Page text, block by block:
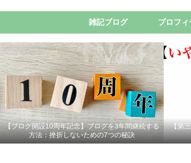
雑記ブログ プロフィ
【ブログ開設10周年記念】ブログを3年間継続する
方法：挫折しないための7つの秘訣
【第